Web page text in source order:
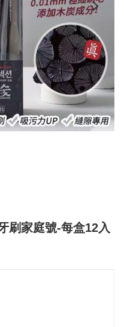
家庭號-每盒12入